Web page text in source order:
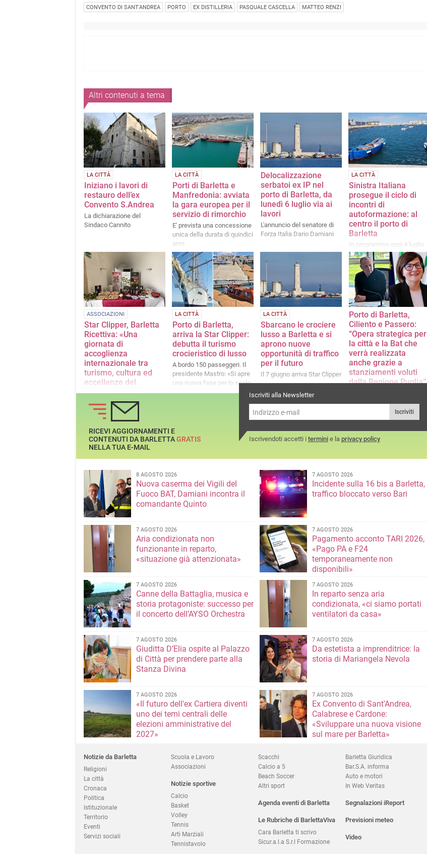
CONVENTO DI SANT'ANDREA PORTO EX DISTILLERIA PASQUALE CASCELLA MATTEO RENZI
Altri contenuti a tema
LA CITTÀ
Iniziano i lavori di
restauro dell’ex
Convento S.Andrea
La dichiarazione del
Sindaco Cannito
LA CITTÀ
Porti di Barletta e
Manfredonia: avviata
la gara europea per il
servizio di rimorchio
E' prevista una concessione
unica della durata di quindici
anni
Delocalizzazione
serbatoi ex IP nel
porto di Barletta, da
lunedì 6 luglio via ai
lavori
L'annuncio del senatore di
Forza Italia Dario Damiani
LA CITTÀ
Sinistra Italiana
prosegue il ciclo di
incontri di
autoformazione: al
centro il porto di
Barletta
In programma oggi 4 luglio
ASSOCIAZIONI
Star Clipper, Barletta
Ricettiva: «Una
giornata di
accoglienza
internazionale tra
turismo, cultura ed
eccellenze del
territorio»
La nota dell'associazione
LA CITTÀ
Porto di Barletta,
arriva la Star Clipper:
debutta il turismo
crocieristico di lusso
A bordo 150 passeggeri. Il
presidente Mastro: «Si apre
una nuova fase per lo scalo
barlettano»
LA CITTÀ
Sbarcano le crociere
lusso a Barletta e si
aprono nuove
opportunità di traffico
per il futuro
Il 7 giugno arriva Star Clipper
Porto di Barletta,
Ciliento e Passero:
“Opera strategica per
la città e la Bat che
verrà realizzata
anche grazie a
stanziamenti voluti
dalla Regione Puglia”
Iscriviti alla Newsletter
Iscriviti
Iscrivendoti accetti i terminie la privacy policy
RICEVI AGGIORNAMENTI E
CONTENUTI DA BARLETTAGRATIS
NELLA TUA E-MAIL
8 AGOSTO 2026
Nuova caserma dei Vigili del
Fuoco BAT, Damiani incontra il
comandante Quinto
7 AGOSTO 2026
Incidente sulla 16 bis a Barletta,
traffico bloccato verso Bari
7 AGOSTO 2026
Aria condizionata non
funzionante in reparto,
«situazione già attenzionata»
7 AGOSTO 2026
Pagamento acconto TARI 2026,
«Pago PA e F24
temporaneamente non
disponibili»
7 AGOSTO 2026
Canne della Battaglia, musica e
storia protagoniste: successo per
il concerto dell’AYSO Orchestra
7 AGOSTO 2026
In reparto senza aria
condizionata, «ci siamo portati
ventilatori da casa»
7 AGOSTO 2026
Giuditta D’Elia ospite al Palazzo
di Città per prendere parte alla
Stanza Divina
7 AGOSTO 2026
Da estetista a imprenditrice: la
storia di Mariangela Nevola
7 AGOSTO 2026
«Il futuro dell'ex Cartiera diventi
uno dei temi centrali delle
elezioni amministrative del
2027»
7 AGOSTO 2026
Ex Convento di Sant'Andrea,
Calabrese e Cardone:
«Sviluppare una nuova visione
sul mare per Barletta»
Notizie da Barletta
Religioni
La città
Cronaca
Politica
Istituzionale
Territorio
Eventi
Servizi sociali
Scuola e Lavoro
Associazioni
Notizie sportive
Calcio
Basket
Volley
Tennis
Arti Marziali
Tennistavolo
Scacchi
Calcio a 5
Beach Soccer
Altri sport
Agenda eventi di Barletta
Le Rubriche di BarlettaViva
Cara Barletta ti scrivo
Sicur.a.l.a S.r.l Formazione
Barletta Giuridica
Bar.S.A. informa
Auto e motori
In Web Veritas
Segnalazioni iReport
Previsioni meteo
Video